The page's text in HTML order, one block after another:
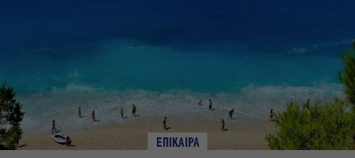
ΕΠΙΚΑΙΡΑ